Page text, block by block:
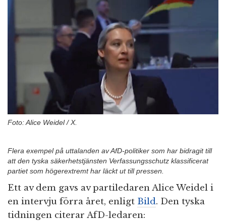
Foto: Alice Weidel / X.
Flera exempel på uttalanden av AfD-politiker som har bidragit till
att den tyska säkerhetstjänsten Verfassungsschutz klassificerat
partiet som högerextremt har läckt ut till pressen.
Ett av dem gavs av partiledaren Alice Weidel i
en intervju förra året, enligt Bild. Den tyska
tidningen citerar AfD-ledaren: